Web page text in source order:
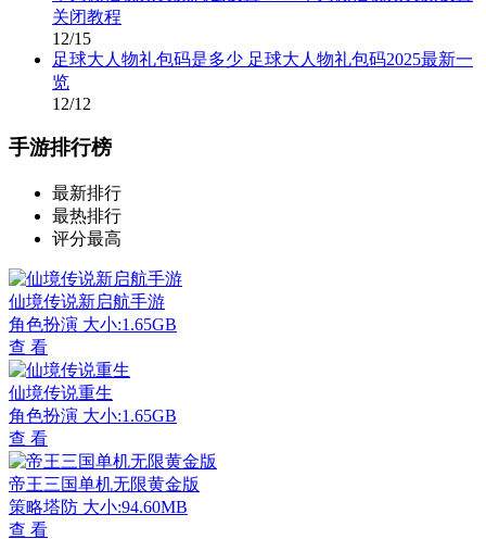
关闭教程
12/15
足球大人物礼包码是多少 足球大人物礼包码2025最新一
览
12/12
手游排行榜
最新排行
最热排行
评分最高
仙境传说新启航手游
角色扮演 大小:1.65GB
查 看
仙境传说重生
角色扮演 大小:1.65GB
查 看
帝王三国单机无限黄金版
策略塔防 大小:94.60MB
查 看